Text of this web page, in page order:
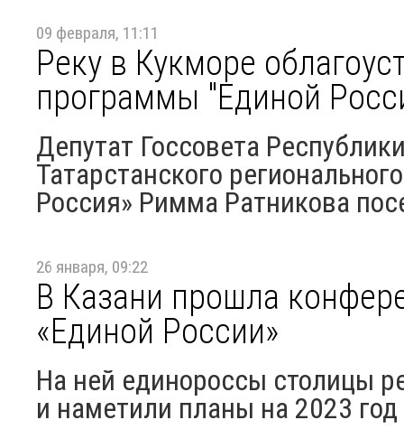
09 февраля, 11:11
Реку в Кукморе
программы "Единой
Депутат Госсовета
Татарстанского
Россия» Римма Ратникова
26 января, 09:22
В Казани прошла
«Единой России»
На ней единороссы столицы
и наметили планы на 2023 год